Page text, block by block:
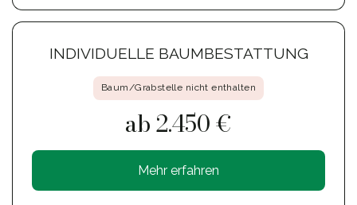
INDIVIDUELLE BAUMBESTATTUNG
Baum/Grabstelle nicht enthalten
ab 2.450 €
Mehr erfahren